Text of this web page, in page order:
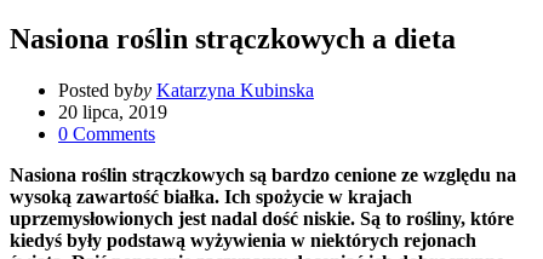
Nasiona roślin strączkowych a dieta
Posted byby Katarzyna Kubinska
20 lipca, 2019
0 Comments
Nasiona roślin strączkowych są bardzo cenione ze względu na
wysoką zawartość białka. Ich spożycie w krajach
uprzemysłowionych jest nadal dość niskie. Są to rośliny, które
kiedyś były podstawą wyżywienia w niektórych rejonach